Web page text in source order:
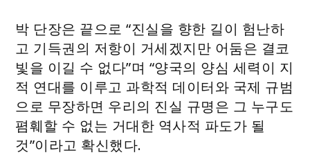
박 단장은 끝으로 “진실을 향한 길이 험난하
고 기득권의 저항이 거세겠지만 어둠은 결코
빛을 이길 수 없다”며 “양국의 양심 세력이 지
적 연대를 이루고 과학적 데이터와 국제 규범
으로 무장하면 우리의 진실 규명은 그 누구도
폄훼할 수 없는 거대한 역사적 파도가 될
것”이라고 확신했다.